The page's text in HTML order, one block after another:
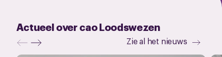
Actueel over cao Loodswezen
Zie al het nieuws